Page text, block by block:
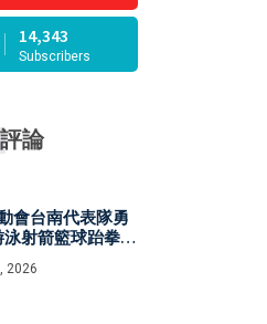
14,343
Subscribers
評論
會台南代表隊勇
射箭籃球跆拳道
2026